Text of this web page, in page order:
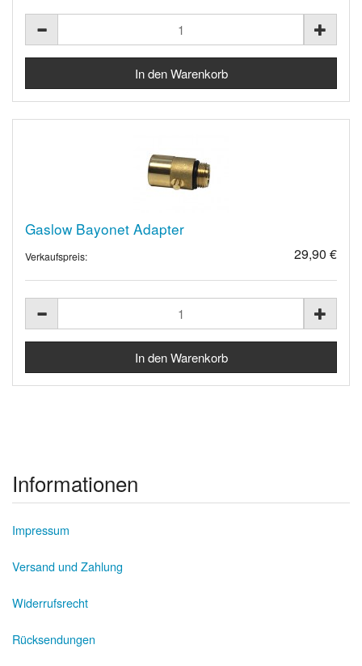
Gaslow Bayonet Adapter
Verkaufspreis: 29,90 €
Informationen
Impressum
Versand und Zahlung
Widerrufsrecht
Rücksendungen